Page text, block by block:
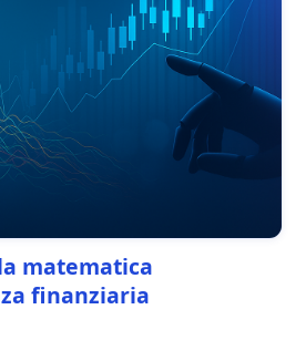
matematica
finanziaria